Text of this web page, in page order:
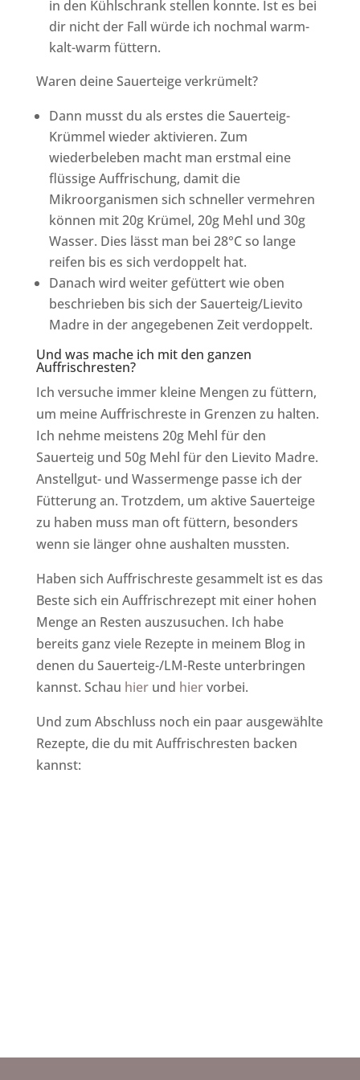
in den Kühlschrank stellen konnte. Ist es bei
dir nicht der Fall würde ich nochmal warm-
kalt-warm füttern.
Waren deine Sauerteige verkrümelt?
Dann musst du als erstes die Sauerteig-
Krümmel wieder aktivieren. Zum
wiederbeleben macht man erstmal eine
flüssige Auffrischung, damit die
Mikroorganismen sich schneller vermehren
können mit 20g Krümel, 20g Mehl und 30g
Wasser. Dies lässt man bei 28°C so lange
reifen bis es sich verdoppelt hat.
Danach wird weiter gefüttert wie oben
beschrieben bis sich der Sauerteig/Lievito
Madre in der angegebenen Zeit verdoppelt.
Und was mache ich mit den ganzen
Auffrischresten?
Ich versuche immer kleine Mengen zu füttern,
um meine Auffrischreste in Grenzen zu halten.
Ich nehme meistens 20g Mehl für den
Sauerteig und 50g Mehl für den Lievito Madre.
Anstellgut- und Wassermenge passe ich der
Fütterung an. Trotzdem, um aktive Sauerteige
zu haben muss man oft füttern, besonders
wenn sie länger ohne aushalten mussten.
Haben sich Auffrischreste gesammelt ist es das
Beste sich ein Auffrischrezept mit einer hohen
Menge an Resten auszusuchen. Ich habe
bereits ganz viele Rezepte in meinem Blog in
denen du Sauerteig-/LM-Reste unterbringen
kannst. Schau hierund hiervorbei.
Und zum Abschluss noch ein paar ausgewählte
Rezepte, die du mit Auffrischresten backen
kannst: